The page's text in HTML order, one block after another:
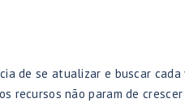
de se atualizar e buscar cada
recursos não param de